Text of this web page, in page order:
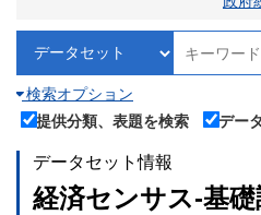
検索オプション
提供分類、表題を検索
デー
データセット情報
経済センサス‐基